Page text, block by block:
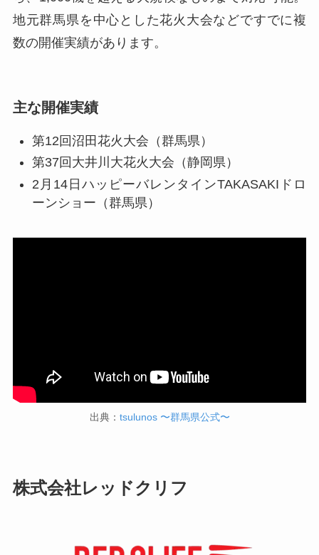
地元群馬県を中心とした花火大会などですでに複
数の開催実績があります。
主な開催実績
第12回沼田花火大会（群馬県）
第37回大井川大花火大会（静岡県）
2月14日ハッピーバレンタインTAKASAKIドロ
ーンショー（群馬県）
出典： tsulunos 〜群馬県公式〜
株式会社レッドクリフ